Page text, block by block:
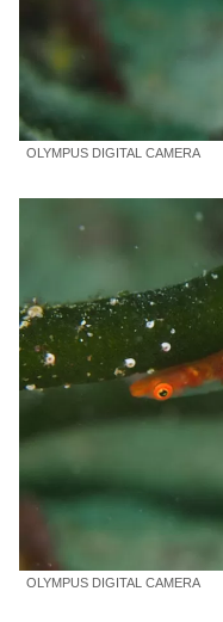
OLYMPUS DIGITAL CAMERA
OLYMPUS DIGITAL CAMERA